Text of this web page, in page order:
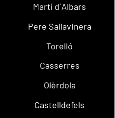
Martí d´Albars
Pere Sallavinera
Torelló
Casserres
Olèrdola
Castelldefels